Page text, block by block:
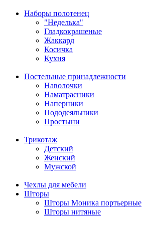
Наборы полотенец
"Неделька"
Гладкокрашеные
Жаккард
Косичка
Кухня
Постельные принадлежности
Наволочки
Наматрасники
Наперники
Пододеяльники
Простыни
Трикотаж
Детский
Женский
Мужской
Чехлы для мебели
Шторы
Шторы Моника портьерные
Шторы нитяные